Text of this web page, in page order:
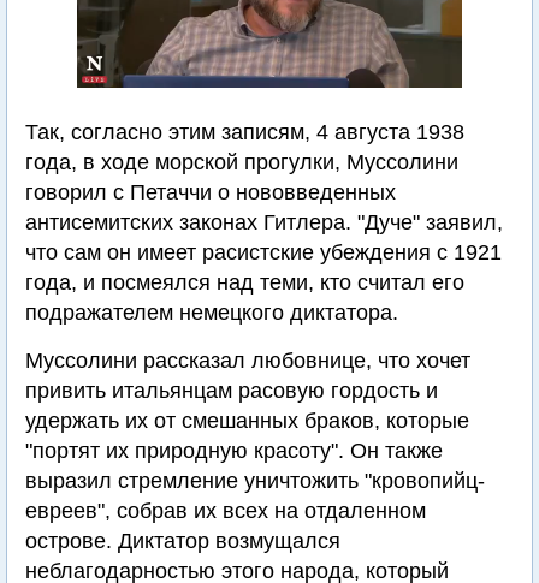
Так, согласно этим записям, 4 августа 1938
года, в ходе морской прогулки, Муссолини
говорил с Петаччи о нововведенных
антисемитских законах Гитлера. "Дуче" заявил,
что сам он имеет расистские убеждения с 1921
года, и посмеялся над теми, кто считал его
подражателем немецкого диктатора.
Муссолини рассказал любовнице, что хочет
привить итальянцам расовую гордость и
удержать их от смешанных браков, которые
"портят их природную красоту". Он также
выразил стремление уничтожить "кровопийц-
евреев", собрав их всех на отдаленном
острове. Диктатор возмущался
неблагодарностью этого народа, который